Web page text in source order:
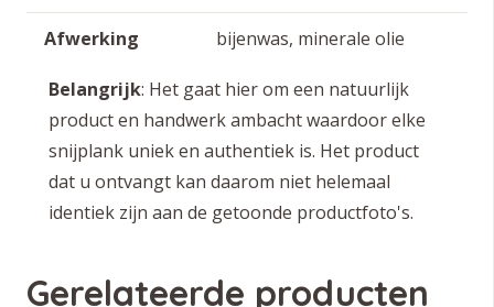
Afwerking bijenwas, minerale olie
Belangrijk: Het gaat hier om een natuurlijk
product en handwerk ambacht waardoor elke
snijplank uniek en authentiek is. Het product
dat u ontvangt kan daarom niet helemaal
identiek zijn aan de getoonde productfoto's.
Gerelateerde producten